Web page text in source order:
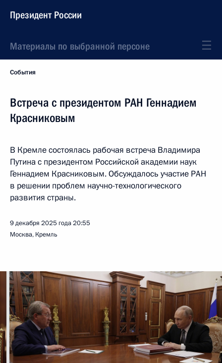
Президент России
Материалы по выбранной персоне
События
Встреча с президентом РАН Геннадием
Красниковым
В Кремле состоялась рабочая встреча Владимира
Путина с президентом Российской академии наук
Геннадием Красниковым. Обсуждалось участие РАН
в решении проблем научно-технологического
развития страны.
9 декабря 2025 года20:55
Москва, Кремль